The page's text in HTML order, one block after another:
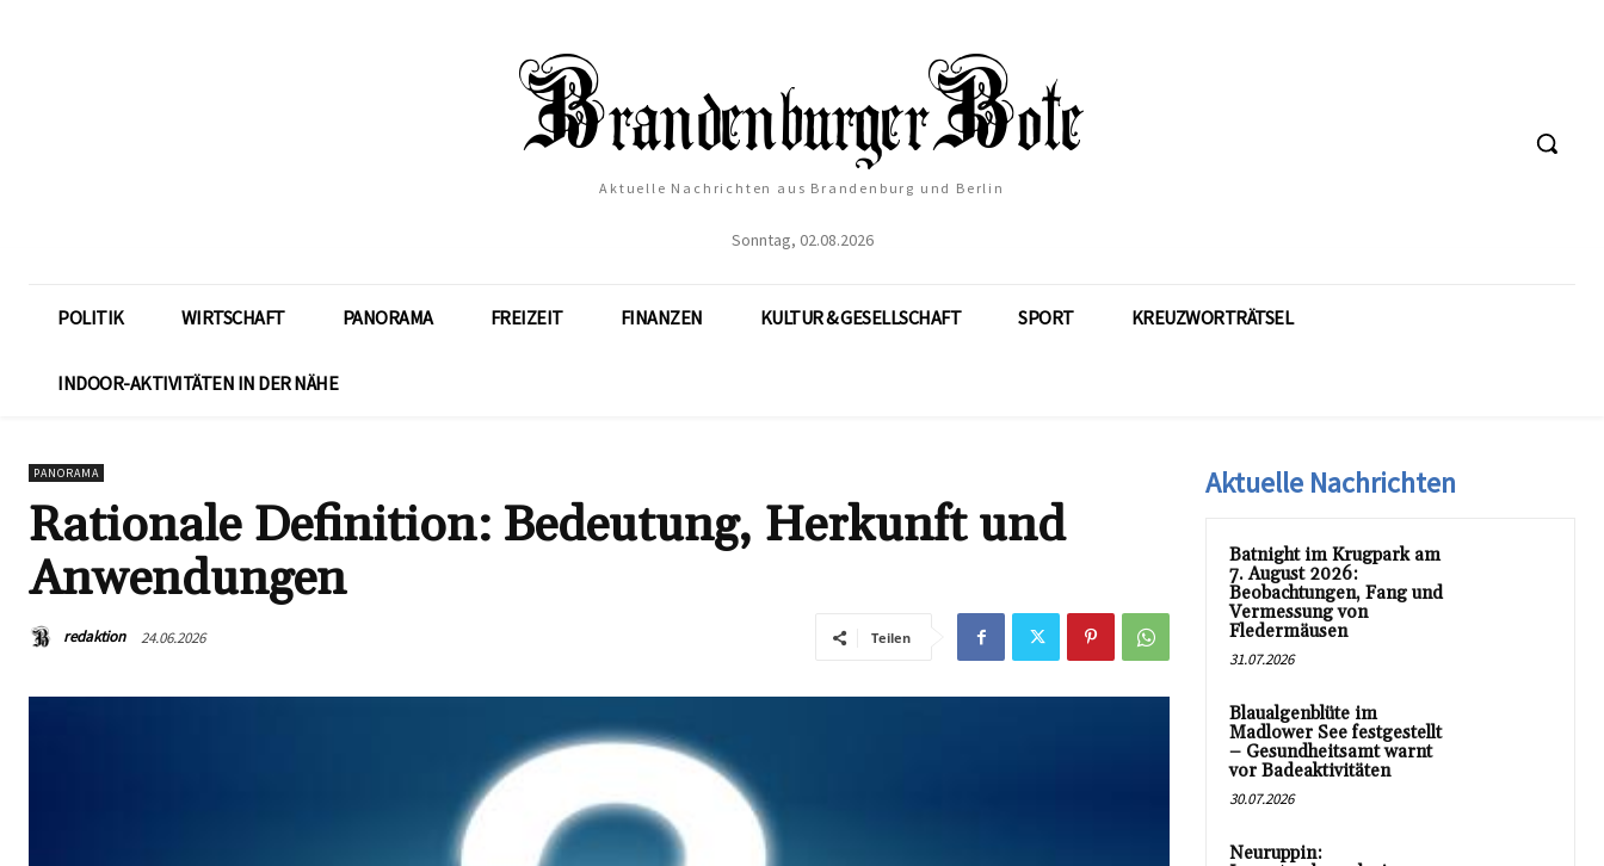
Aktuelle Nachrichten aus Brandenburg und Berlin
Sonntag, 02.08.2026
POLITIK WIRTSCHAFT PANORAMA FREIZEIT FINANZEN KULTUR & GESELLSCHAFT SPORT KREUZWORTRÄTSEL
INDOOR-AKTIVITÄTEN IN DER NÄHE
PANORAMA
Rationale Definition: Bedeutung, Herkunft und
Anwendungen
redaktion 24.06.2026 Teilen
Aktuelle Nachrichten
Batnight im Krugpark am
7. August 2026:
Beobachtungen, Fang und
Vermessung von
Fledermäusen
31.07.2026
Blaualgenblüte im
Madlower See festgestellt
– Gesundheitsamt warnt
vor Badeaktivitäten
30.07.2026
Neuruppin: